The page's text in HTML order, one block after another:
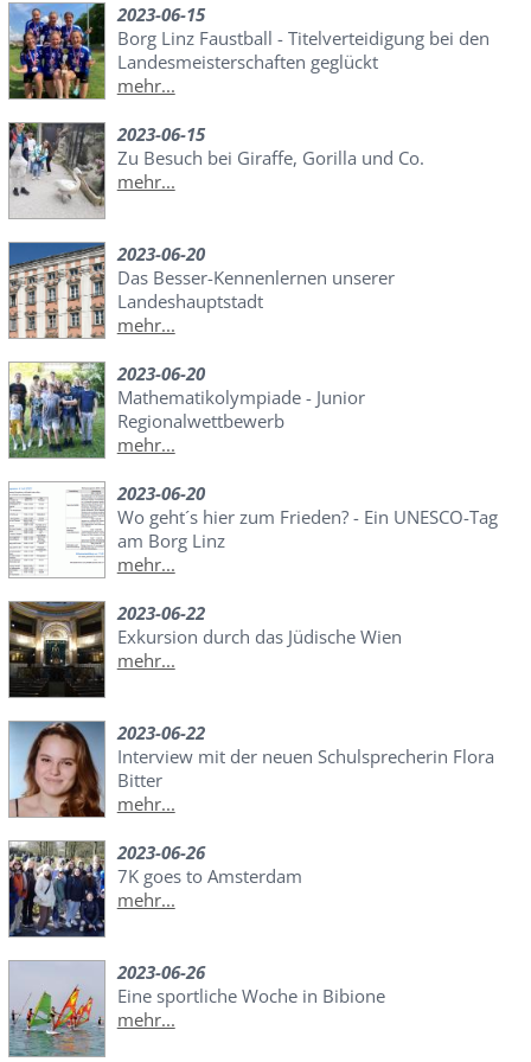
2023-06-15
Borg Linz Faustball - Titelverteidigung bei den
Landesmeisterschaften geglückt
mehr...
2023-06-15
Zu Besuch bei Giraffe, Gorilla und Co.
mehr...
2023-06-20
Das Besser-Kennenlernen unserer
Landeshauptstadt
mehr...
2023-06-20
Mathematikolympiade - Junior
Regionalwettbewerb
mehr...
2023-06-20
Wo geht´s hier zum Frieden? - Ein UNESCO-Tag
am Borg Linz
mehr...
2023-06-22
Exkursion durch das Jüdische Wien
mehr...
2023-06-22
Interview mit der neuen Schulsprecherin Flora
Bitter
mehr...
2023-06-26
7K goes to Amsterdam
mehr...
2023-06-26
Eine sportliche Woche in Bibione
mehr...